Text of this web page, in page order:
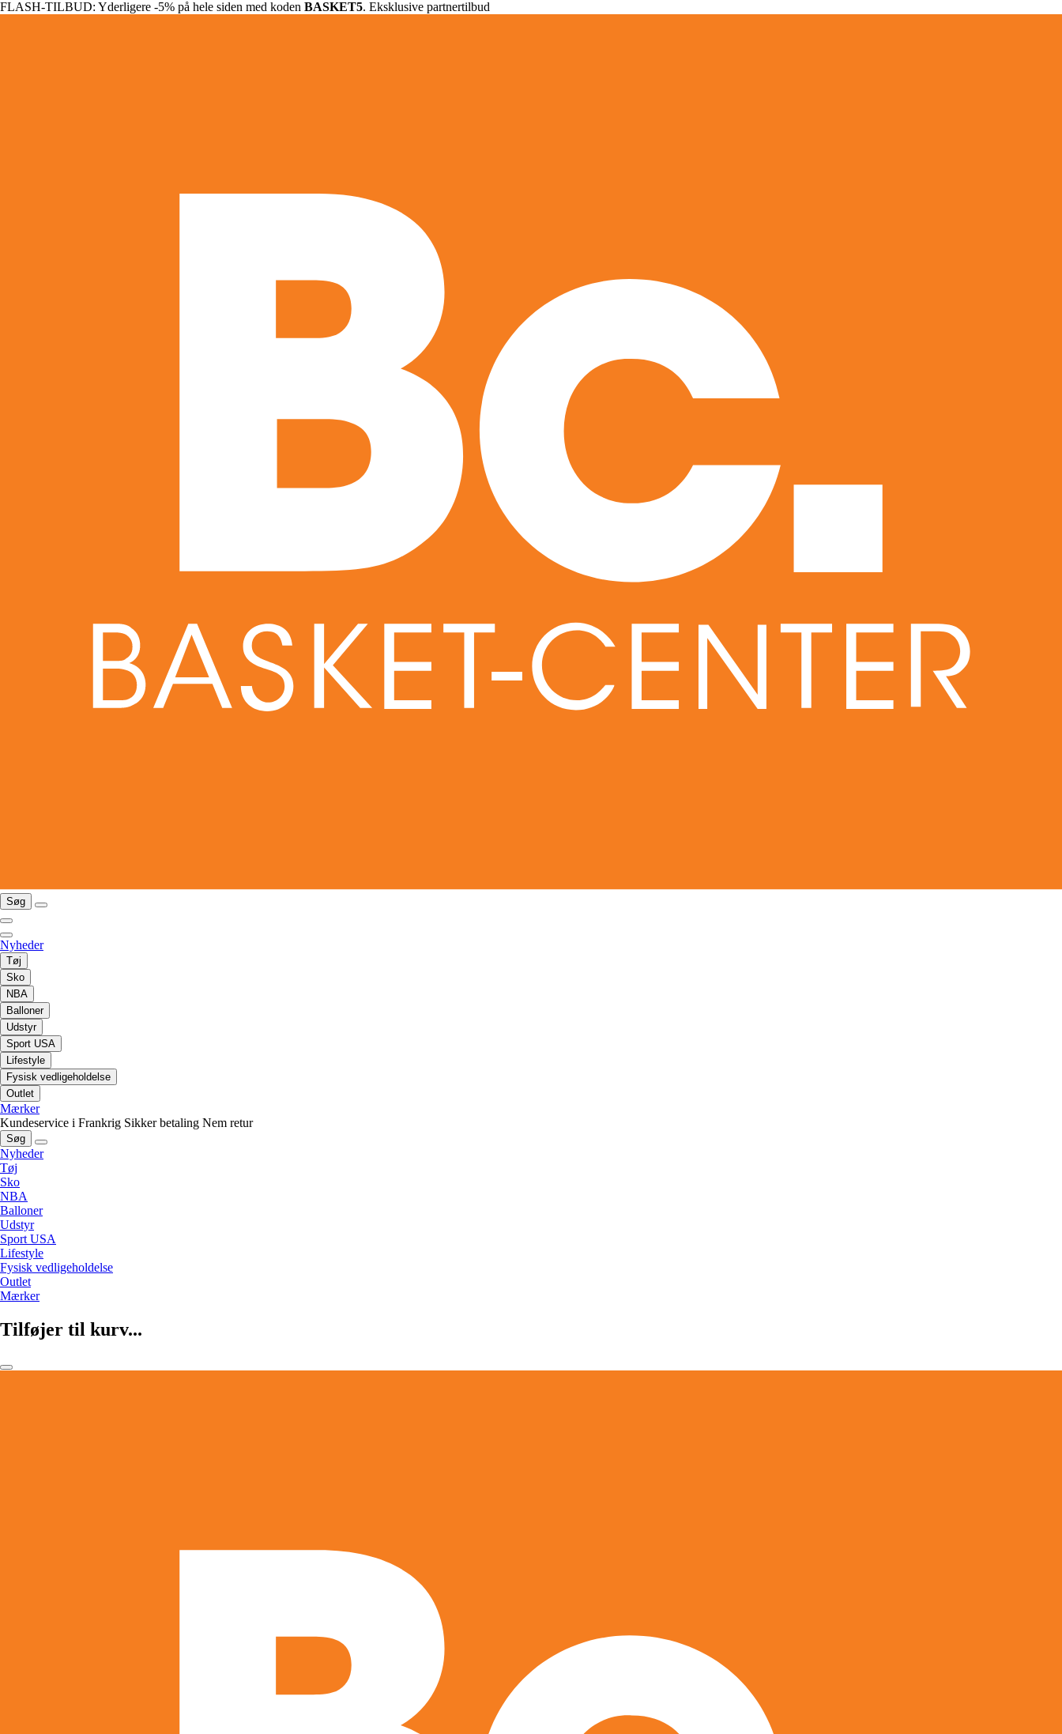
FLASH-TILBUD: Yderligere -5% på hele siden med koden BASKET5. Eksklusive partnertilbud
Søg
Nyheder
Tøj
Sko
NBA
Balloner
Udstyr
Sport USA
Lifestyle
Fysisk vedligeholdelse
Outlet
Mærker
Kundeservice i Frankrig Sikker betaling Nem retur
Søg
Nyheder
Tøj
Sko
NBA
Balloner
Udstyr
Sport USA
Lifestyle
Fysisk vedligeholdelse
Outlet
Mærker
Tilføjer til kurv...